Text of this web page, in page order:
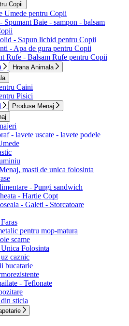
Copii
Umede pentru Copii
Spumant Baie - sampon - balsam
- Sapun lichid pentru Copii
- Apa de gura pentru Copii
Rufe - Balsam Rufe pentru Copii
Hrana Animala
Caini
Pisici
Produse Menaj
- lavete uscate - lavete podele
masti de unica folosinta
- Pungi sandwich
- Hartie Copt
- Galeti - Storcatoare
pentru mop-matura
scame
Unica Folosinta
caznic
bucatarie
- Teflonate
sticla